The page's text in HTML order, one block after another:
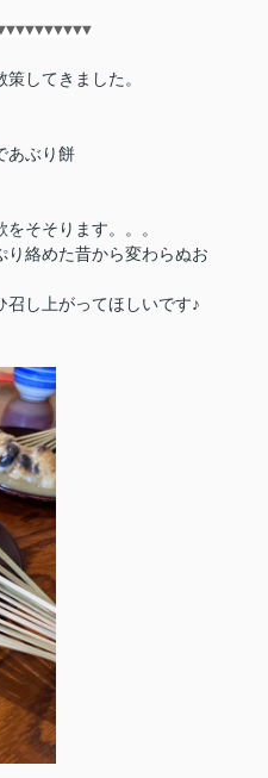
してきました。
あぶり餅
そそります。。。
り絡めた昔から変わらぬお
召し上がってほしいです♪